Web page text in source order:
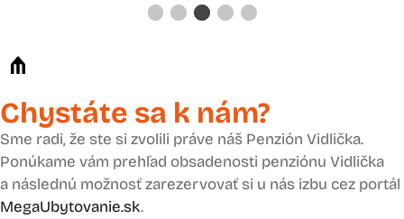
Chystáte sa k nám?
Sme radi, že ste si zvolili práve náš Penzión Vidlička.
Ponúkame vám prehľad obsadenosti penziónu Vidlička
a následnú možnosť zarezervovať si u nás izbu cez portál
MegaUbytovanie.sk.